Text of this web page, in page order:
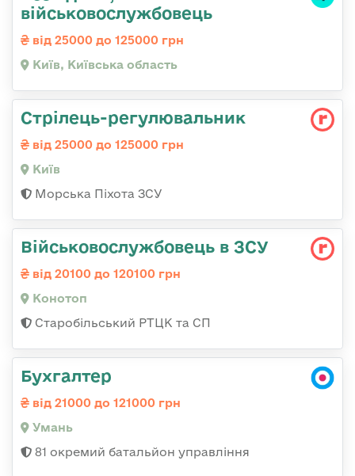
військовослужбовець
від 25000 до 125000 грн
Київ, Київська область
Стpілець-регулювальник
від 25000 до 125000 грн
Київ
Морська Піхота ЗСУ
Військовослужбовець в ЗСУ
від 20100 до 120100 грн
Конотоп
Старобільський РТЦК та СП
Бухгалтер
від 21000 до 121000 грн
Умань
81 окремий батальйон управління